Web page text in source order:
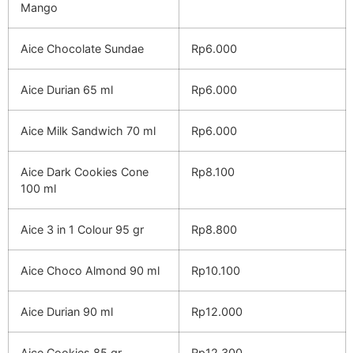
Mango
Aice Chocolate Sundae Rp6.000
Aice Durian 65 ml Rp6.000
Aice Milk Sandwich 70 ml Rp6.000
Aice Dark Cookies Cone
100 ml
Rp8.100
Aice 3 in 1 Colour 95 gr Rp8.800
Aice Choco Almond 90 ml Rp10.100
Aice Durian 90 ml Rp12.000